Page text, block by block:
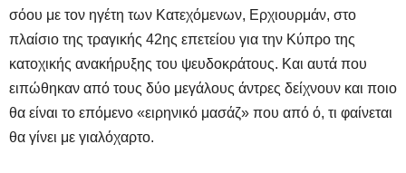
σόου με τον ηγέτη των Κατεχόμενων, Ερχιουρμάν, στο
πλαίσιο της τραγικής 42ης επετείου για την Κύπρο της
κατοχικής ανακήρυξης του ψευδοκράτους. Και αυτά που
ειπώθηκαν από τους δύο μεγάλους άντρες δείχνουν και ποιο
θα είναι το επόμενο «ειρηνικό μασάζ» που από ό, τι φαίνεται
θα γίνει με γιαλόχαρτο.